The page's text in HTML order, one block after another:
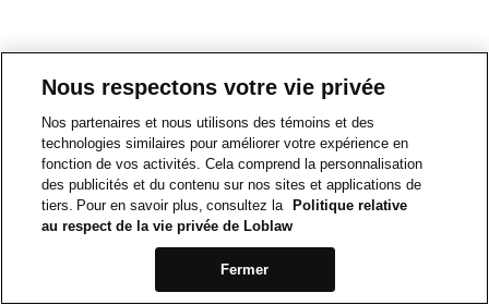
Nous respectons votre vie privée
Nos partenaires et nous utilisons des témoins et des
technologies similaires pour améliorer votre expérience en
fonction de vos activités. Cela comprend la personnalisation
des publicités et du contenu sur nos sites et applications de
tiers. Pour en savoir plus, consultez la
Politique relative
au respect de la vie privée de Loblaw
Fermer